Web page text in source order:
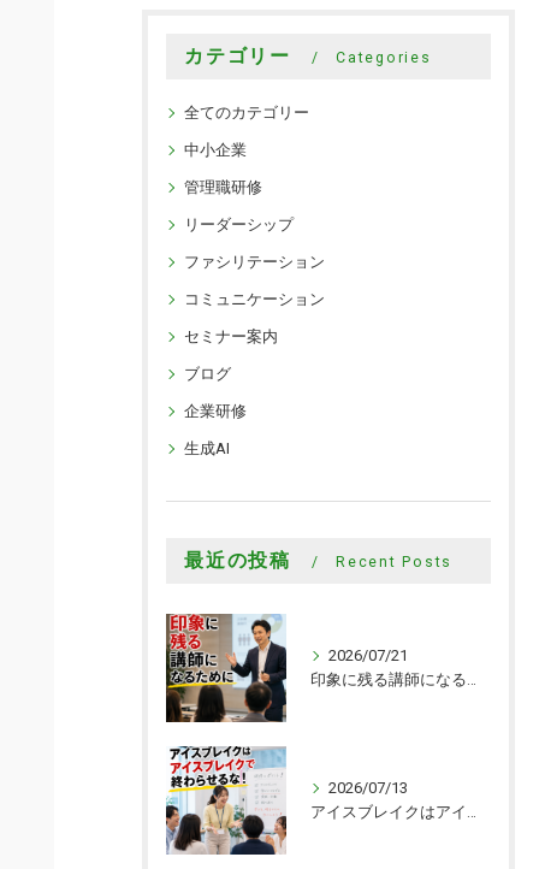
カテゴリー Categories
全てのカテゴリー
中小企業
管理職研修
リーダーシップ
ファシリテーション
コミュニケーション
セミナー案内
ブログ
企業研修
生成AI
最近の投稿 Recent Posts
2026/07/21
印象に残る講師になるために
2026/07/13
アイスブレイクはアイスブレイクで終わらせるな！